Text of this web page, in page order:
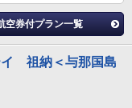
空券付プラン一覧
祖納＜与那国島